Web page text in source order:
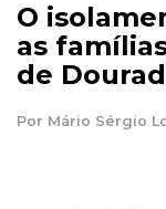
O
as
de
Por Mário Sérgio